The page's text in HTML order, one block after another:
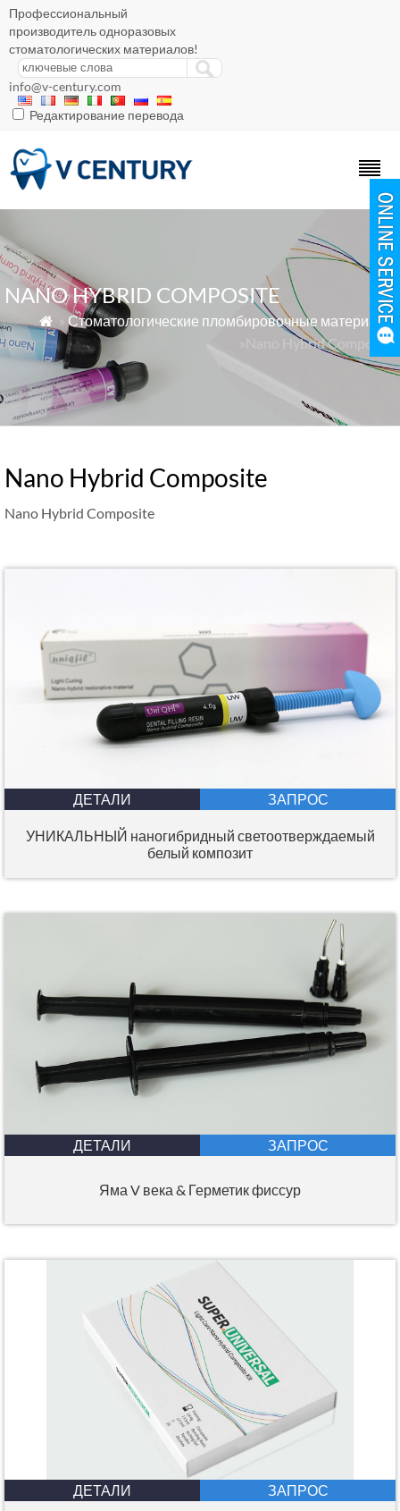
Профессиональный
производитель одноразовых
стоматологических материалов!
info@v-century.com
Редактирование перевода
NANO HYBRID COMPOSITE
 » Стоматологические пломбировочные материалы
»Nano Hybrid Composite
Nano Hybrid Composite
Nano Hybrid Composite
ДЕТАЛИ ЗАПРОС
УНИКАЛЬНЫЙ наногибридный светоотверждаемый
белый композит
ДЕТАЛИ ЗАПРОС
Яма V века & Герметик фиссур
ДЕТАЛИ ЗАПРОС